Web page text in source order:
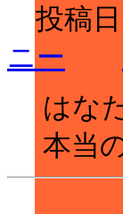
投稿日
ニー
はな
本当